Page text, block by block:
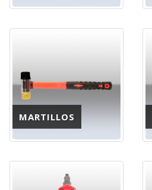
MARTILLOS